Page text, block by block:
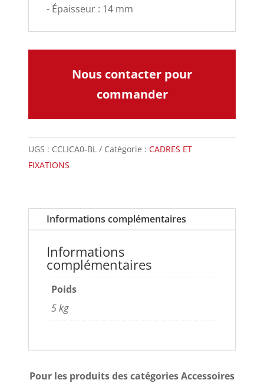
- Épaisseur : 14 mm
Nous contacter pour
commander
UGS : CCLICA0-BL Catégorie :CADRES ET
FIXATIONS
Informations complémentaires
Informations
complémentaires
Poids
5 kg
Pour les produits des catégories Accessoires